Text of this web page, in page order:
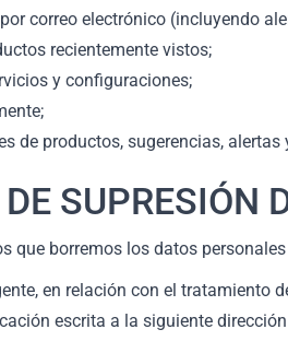
correo electrónico (incluyendo
recientemente vistos;
y configuraciones;
de productos, sugerencias, alertas
SUPRESIÓN
que borremos los datos
en relación con el tratamiento
escrita a la siguiente